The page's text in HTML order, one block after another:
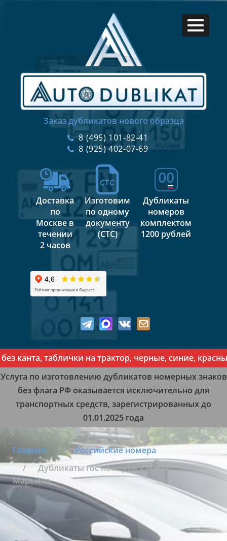
Заказ дубликатов нового образца
8 (495) 101-82-41
8 (925) 402-07-69
Доставка
по
Москве в
течении
2 часов
Изготовим
по одному
документу
(СТС)
Дубликаты
номеров
комплектом
1200 рублей
таблички на трактор, черные, синие, красные,
Услуга по изготовлению дубликатов номерных знаков
без флага РФ оказывается исключительно для
транспортных средств, зарегистрированных до
01.01.2025 года
Главная
Российские номера
Дубликаты гос номеров у метро
Марьино